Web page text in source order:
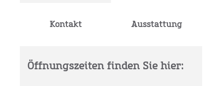
Kontakt Ausstattung
Öffnungszeiten finden Sie hier: